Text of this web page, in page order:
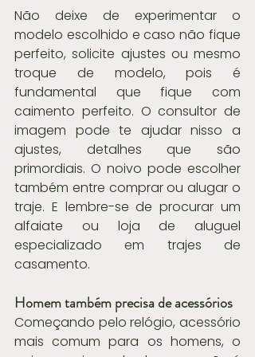
Não deixe de experimentar o
modelo escolhido e caso não fique
perfeito, solicite ajustes ou mesmo
troque de modelo, pois é
fundamental que fique com
caimento perfeito. O consultor de
imagem pode te ajudar nisso a
ajustes, detalhes que são
primordiais. O noivo pode escolher
também entre comprar ou alugar o
traje. E lembre-se de procurar um
alfaiate ou loja de aluguel
especializado em trajes de
casamento.
Homem também precisa de acessórios
Começando pelo relógio, acessório
mais comum para os homens, o